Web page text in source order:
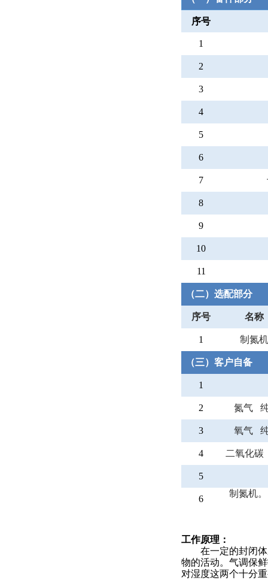
序号
1
2
3
4
5
6
7
8
9
10
11
（二）选配部分
序号 名称
1 制氮机
（三）客户自备
1
2 氮气
3 氧气
4 二氧化碳
5
6
制氮机
工作原理：
在一定的封闭体
物的活动。气调保
对湿度这两个十分